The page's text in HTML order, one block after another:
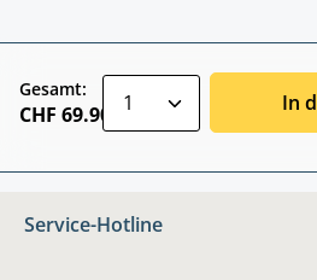
Gesamt:
CHF 69.90 In
Service-Hotline